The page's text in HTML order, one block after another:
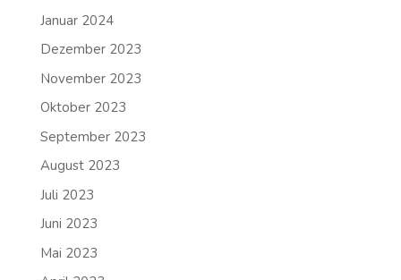
Januar 2024
Dezember 2023
November 2023
Oktober 2023
September 2023
August 2023
Juli 2023
Juni 2023
Mai 2023